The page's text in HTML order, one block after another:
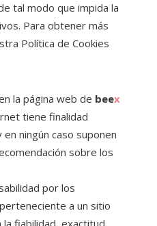
tal modo que impida la
Para obtener más
Política de Cookies
la página web de beex
tiene finalidad
ningún caso suponen
sobre los
por los
a un sitio
fiabilidad, exactitud,